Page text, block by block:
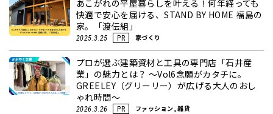
あこがれの平屋暮らしを叶える！何年経っても
快適で安心を届ける、STAND BY HOME 福島の
家。「渡伝組」
2025.3.25 PR 家づくり
プロが選ぶ建築資材と工具の専門店「石井産
業」の魅力とは？ ～Vol6念願がカタチに。
GREELEY（グリーリー）が広げる大人のおし
ゃれ時間～
2026.3.26 PR ファッション, 雑貨